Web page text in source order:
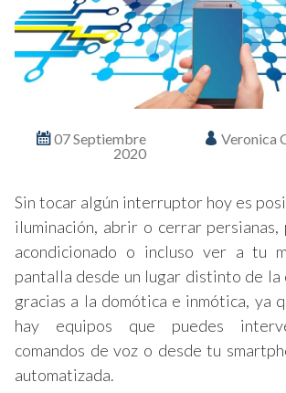
07 Septiembre
2020
Veronica
Sin tocar algún interruptor hoy es
iluminación, abrir o cerrar
acondicionado o incluso ver a tu
pantalla desde un lugar distinto de la
gracias a la domótica e inmótica, ya
hay equipos que puedes
comandos de voz o desde tu
automatizada.